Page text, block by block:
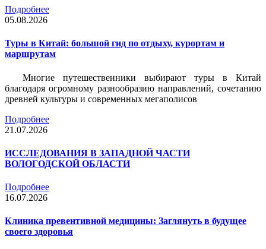
Подробнее
05.08.2026
Туры в Китай: большой гид по отдыху, курортам и
маршрутам
Многие путешественники выбирают туры в Китай
благодаря огромному разнообразию направлений, сочетанию
древней культуры и современных мегаполисов
Подробнее
21.07.2026
ИССЛЕДОВАНИЯ В ЗАПАДНОЙ ЧАСТИ
ВОЛОГОДСКОЙ ОБЛАСТИ
Подробнее
16.07.2026
Клиника превентивной медицины: Заглянуть в будущее
своего здоровья